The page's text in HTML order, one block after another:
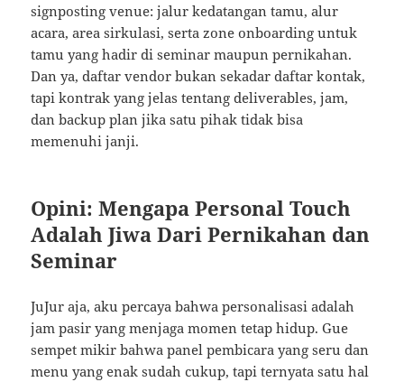
signposting venue: jalur kedatangan tamu, alur
acara, area sirkulasi, serta zone onboarding untuk
tamu yang hadir di seminar maupun pernikahan.
Dan ya, daftar vendor bukan sekadar daftar kontak,
tapi kontrak yang jelas tentang deliverables, jam,
dan backup plan jika satu pihak tidak bisa
memenuhi janji.
Opini: Mengapa Personal Touch
Adalah Jiwa Dari Pernikahan dan
Seminar
JuJur aja, aku percaya bahwa personalisasi adalah
jam pasir yang menjaga momen tetap hidup. Gue
sempet mikir bahwa panel pembicara yang seru dan
menu yang enak sudah cukup, tapi ternyata satu hal